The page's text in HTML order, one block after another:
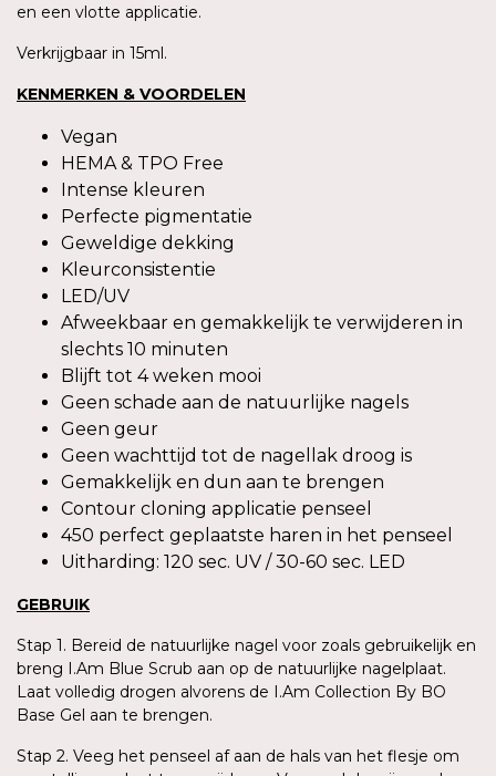
en een vlotte applicatie.
Verkrijgbaar in 15ml.
KENMERKEN & VOORDELEN
Vegan
HEMA & TPO Free
Intense kleuren
Perfecte pigmentatie
Geweldige dekking
Kleurconsistentie
LED/UV
Afweekbaar en gemakkelijk te verwijderen in
slechts 10 minuten
Blijft tot 4 weken mooi
Geen schade aan de natuurlijke nagels
Geen geur
Geen wachttijd tot de nagellak droog is
Gemakkelijk en dun aan te brengen
Contour cloning applicatie penseel
450 perfect geplaatste haren in het penseel
Uitharding: 120 sec. UV / 30-60 sec. LED
GEBRUIK
Stap 1. Bereid de natuurlijke nagel voor zoals gebruikelijk en
breng I.Am Blue Scrub aan op de natuurlijke nagelplaat.
Laat volledig drogen alvorens de I.Am Collection By BO
Base Gel aan te brengen.
Stap 2. Veeg het penseel af aan de hals van het flesje om